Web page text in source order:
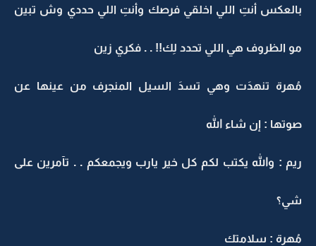
بالعكس أنتِ اللي اخلقي فرصك وأنتِ اللي حددي وش تبين
مو الظروف هي اللي تحدد لِك!! . . فكري زين
مُهرة تنهدَت وهي تسدَ السيل المنجرف من عينها عن
صوتها : إن شاء الله
ريم : والله يكتب لكم كل خير يارب ويجمعكم . . تآمرين على
شي؟
مُهرة : سلامتك